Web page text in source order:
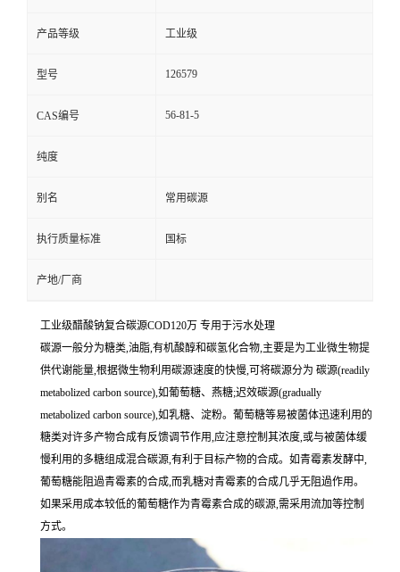
产品等级 工业级
型号 126579
CAS编号 56-81-5
纯度
别名 常用碳源
执行质量标准 国标
产地/厂商
工业级醋酸钠复合碳源COD120万 专用于污水处理
碳源一般分为糖类,油脂,有机酸醇和碳氢化合物,主要是为工业微生物提
供代谢能量,根据微生物利用碳源速度的快慢,可将碳源分为 碳源(readily
metabolized carbon source),如葡萄糖、燕糖;迟效碳源(gradually
metabolized carbon source),如乳糖、淀粉。葡萄糖等易被菌体迅速利用的
糖类对许多产物合成有反馈调节作用,应注意控制其浓度,或与被菌体缓
慢利用的多糖组成混合碳源,有利于目标产物的合成。如青霉素发酵中,
葡萄糖能阻過青霉素的合成,而乳糖对青霉素的合成几乎无阻過作用。
如果采用成本较低的葡萄糖作为青霉素合成的碳源,需采用流加等控制
方式。